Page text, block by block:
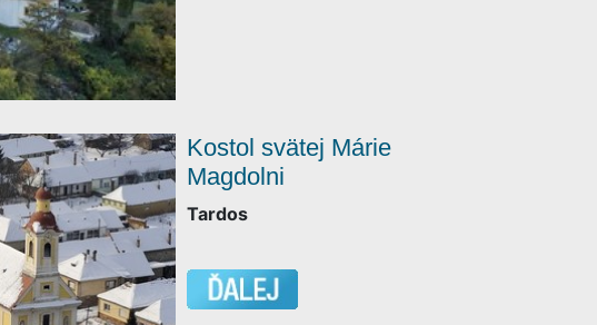
Kostol svätej Márie
Magdolni
Tardos